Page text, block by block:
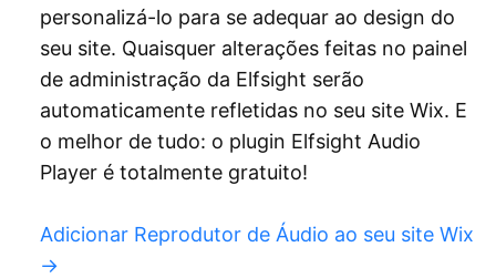
personalizá-lo para se adequar ao design do
seu site. Quaisquer alterações feitas no painel
de administração da Elfsight serão
automaticamente refletidas no seu site Wix. E
o melhor de tudo: o plugin Elfsight Audio
Player é totalmente gratuito!
Adicionar Reprodutor de Áudio ao seu site Wix
→